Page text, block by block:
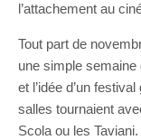
l’attachement au
Tout part de
une simple
et l’idée d’un
salles tournaient
Scola ou les